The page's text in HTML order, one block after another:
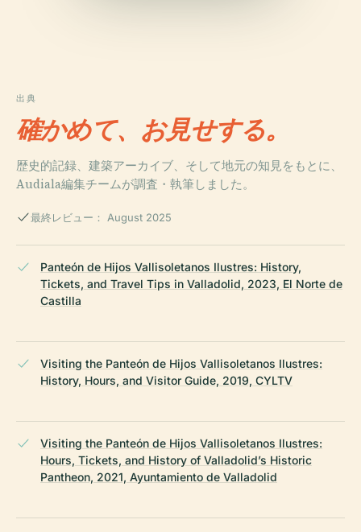
出典
確かめて、お見せする。
歴史的記録、建築アーカイブ、そして地元の知見をもとに、
Audiala編集チームが調査・執筆しました。
最終レビュー： August 2025
Panteón de Hijos Vallisoletanos Ilustres: History,
Tickets, and Travel Tips in Valladolid, 2023, El Norte de
Castilla
Visiting the Panteón de Hijos Vallisoletanos Ilustres:
History, Hours, and Visitor Guide, 2019, CYLTV
Visiting the Panteón de Hijos Vallisoletanos Ilustres:
Hours, Tickets, and History of Valladolid’s Historic
Pantheon, 2021, Ayuntamiento de Valladolid